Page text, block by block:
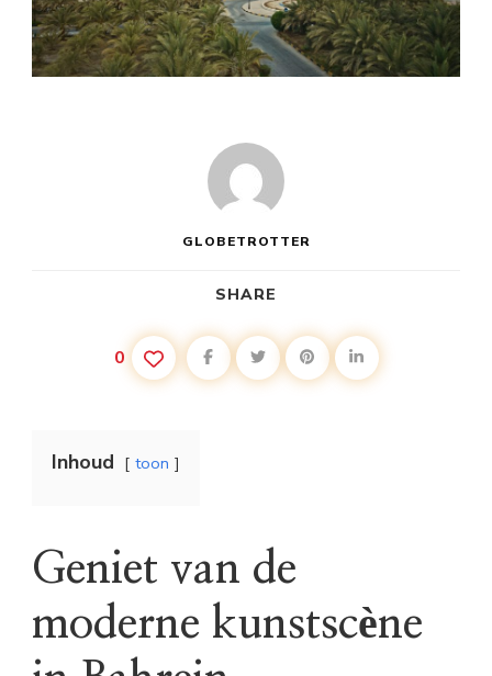
GLOBETROTTER
SHARE
0
Inhoud toon
Geniet van de
moderne kunstscène